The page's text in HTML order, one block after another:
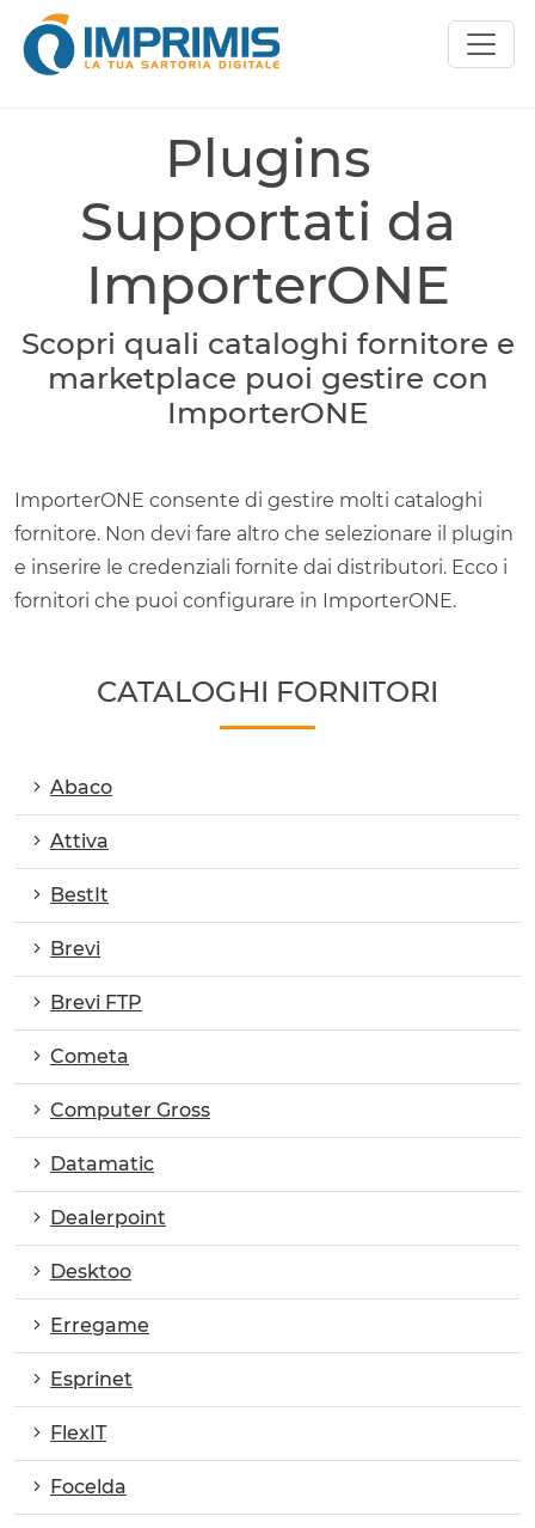
Plugins
Supportati da
ImporterONE
Scopri quali cataloghi fornitore e
marketplace puoi gestire con
ImporterONE
ImporterONE consente di gestire molti cataloghi
fornitore. Non devi fare altro che selezionare il plugin
e inserire le credenziali fornite dai distributori. Ecco i
fornitori che puoi configurare in ImporterONE.
CATALOGHI FORNITORI
Abaco
Attiva
BestIt
Brevi
Brevi FTP
Cometa
Computer Gross
Datamatic
Dealerpoint
Desktoo
Erregame
Esprinet
FlexIT
Focelda